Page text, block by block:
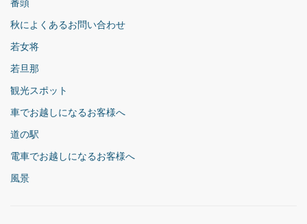
番頭
秋によくあるお問い合わせ
若女将
若旦那
観光スポット
車でお越しになるお客様へ
道の駅
電車でお越しになるお客様へ
風景